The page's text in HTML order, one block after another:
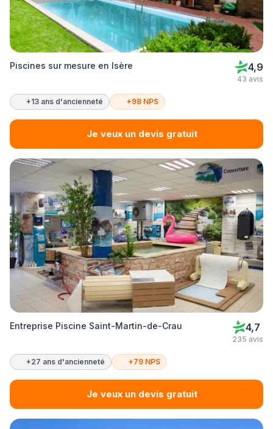
Piscines sur mesure en Isère 4,9
43 avis
+13 ans d'ancienneté +98 NPS
Je veux un devis gratuit
Entreprise Piscine Saint-Martin-de-Crau 4,7
235 avis
+27 ans d'ancienneté +79 NPS
Je veux un devis gratuit